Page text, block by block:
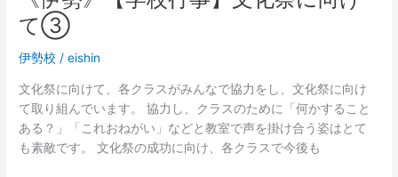
て③
伊勢校 /eishin
文化祭に向けて、各クラスがみんなで協力をし、文化祭に向け
て取り組んでいます。 協力し、クラスのために「何かすること
ある？」「これおねがい」などと教室で声を掛け合う姿はとて
も素敵です。 文化祭の成功に向け、各クラスで今後も